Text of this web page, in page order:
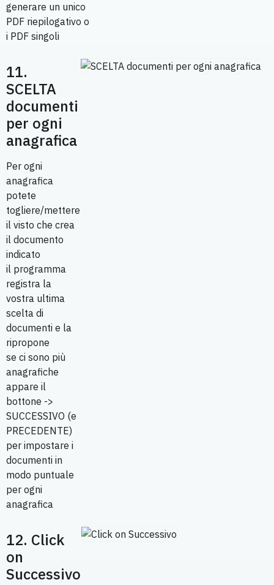
generare un unico
PDF riepilogativo o
i PDF singoli
11.
SCELTA
documenti
per ogni
anagrafica
Per ogni
anagrafica
potete
togliere/mettere
il visto che crea
il documento
indicato
il programma
registra la
vostra ultima
scelta di
documenti e la
ripropone
se ci sono più
anagrafiche
appare il
bottone ->
SUCCESSIVO (e
PRECEDENTE)
per impostare i
documenti in
modo puntuale
per ogni
anagrafica
12. Click
on
Successivo